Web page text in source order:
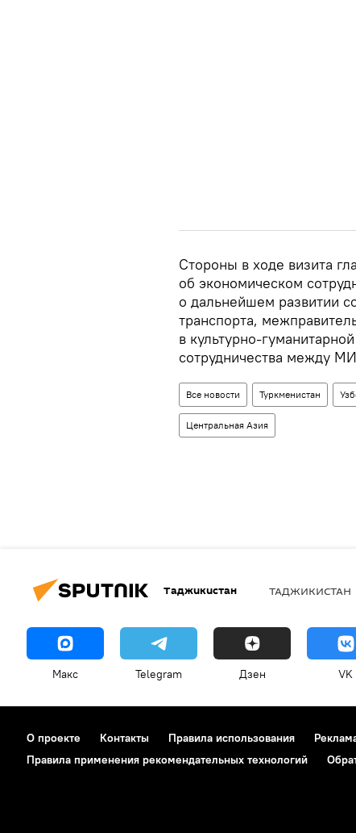
Стороны в ходе визита
об экономическом
о дальнейшем развитии
транспорта,
в культурно-
сотрудничества между
Все новости Туркменистан
Центральная Азия
Таджикистан ТАДЖИКИСТАН
Макс Telegram Дзен VK
О проекте Контакты Правила использования
Правила применения рекомендательных технологий